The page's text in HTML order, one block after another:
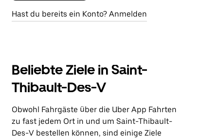
Hast du bereits ein Konto? Anmelden
Beliebte Ziele in Saint-
Thibault-Des-V
Obwohl Fahrgäste über die Uber App Fahrten
zu fast jedem Ort in und um Saint-Thibault-
Des-V bestellen können, sind einige Ziele